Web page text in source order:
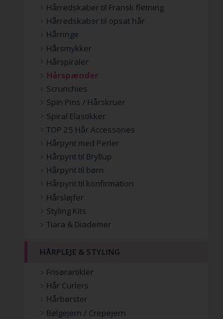
Hårredskaber til Fransk fletning
Hårredskaber til opsat hår
Hårringe
Hårsmykker
Hårspiraler
Hårspænder
Scrunchies
Spin Pins / Hårskruer
Spiral Elastikker
TOP 25 Hår Accessories
Hårpynt med Perler
Hårpynt til Bryllup
Hårpynt til børn
Hårpynt til konfirmation
Hårsløjfer
Styling Kits
Tiara & Diademer
HÅRPLEJE & STYLING
Frisørartikler
Hår Curlers
Hårbørster
Bølgejern / Crepejern